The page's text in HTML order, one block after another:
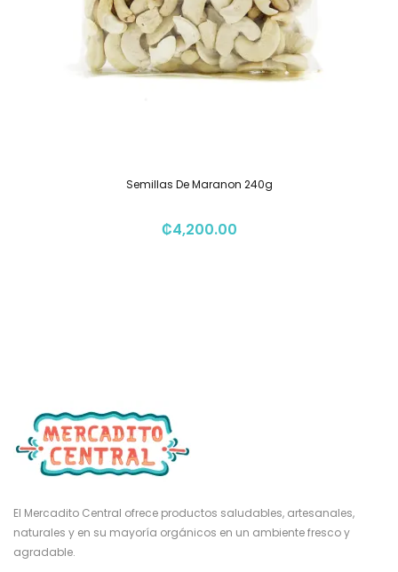
Semillas De Maranon 240g
₡4,200.00
El Mercadito Central ofrece productos saludables, artesanales,
naturales y en su mayoría orgánicos en un ambiente fresco y
agradable.